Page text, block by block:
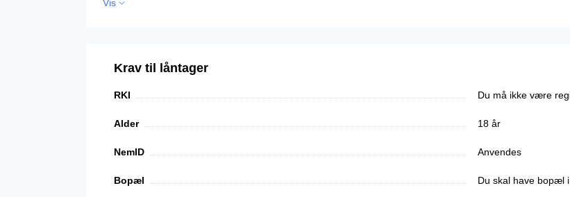
Vis
Krav til låntager
RKI Du må ikke være
Alder 18 år
NemID Anvendes
Bopæl Du skal have bopæl